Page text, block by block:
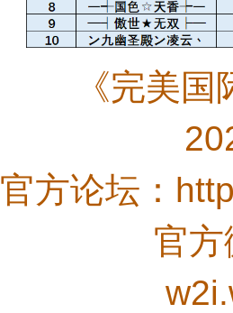
《完美
官方论坛：
官